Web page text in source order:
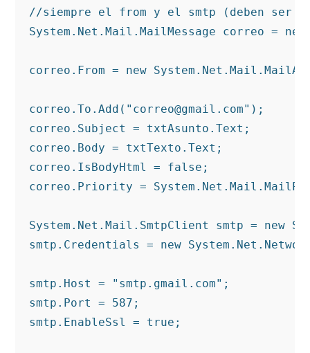
//siempre el from y el smtp (deben ser
System.Net.Mail.MailMessage correo =
correo.From = new
correo.To.Add("correo@gmail.com");
correo.Subject = txtAsunto.Text;
correo.Body = txtTexto.Text;
correo.IsBodyHtml = false;
correo.Priority =
System.Net.Mail.SmtpClient smtp = new
smtp.Credentials = new
smtp.Host = "smtp.gmail.com";
smtp.Port = 587;
smtp.EnableSsl = true;